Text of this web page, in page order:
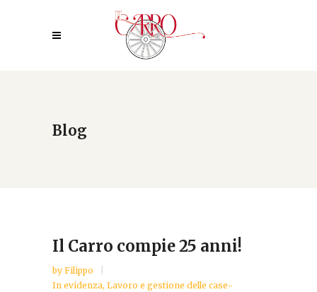
Blog
Il Carro compie 25 anni!
by Filippo
In evidenza, Lavoro e gestione delle case-